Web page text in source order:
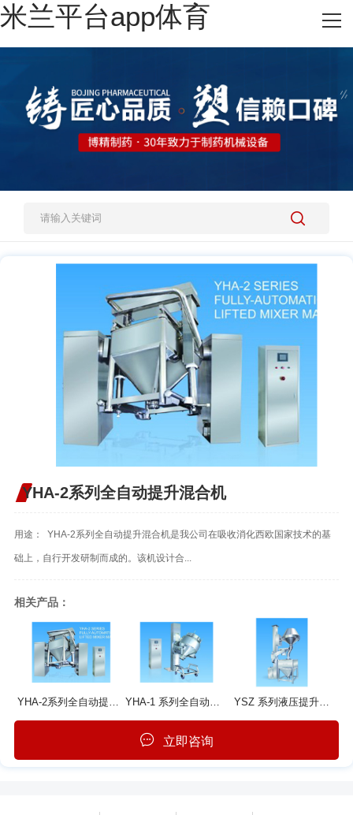
米兰平台app体育
网站米兰平台app体育
施工案例
人才招聘
米兰平台app体育-官方版
YHA-2系列全自动提升混合机
用途： YHA-2系列全自动提升混合机是我公司在吸收消化西欧国家技术的基
础上，自行开发研制而成的。该机设计合...
相关产品：
YSZ 系列液压提升整粒机
立即咨询